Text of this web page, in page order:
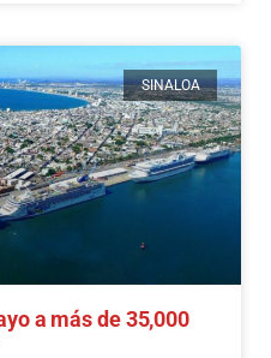
SINALOA
a más de 35,000